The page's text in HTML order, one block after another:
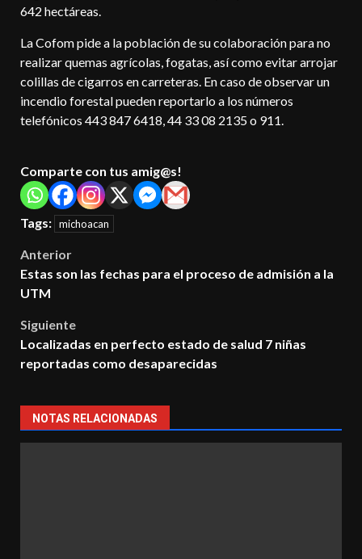
642 hectáreas.
La Cofom pide a la población de su colaboración para no
realizar quemas agrícolas, fogatas, así como evitar arrojar
colillas de cigarros en carreteras. En caso de observar un
incendio forestal pueden reportarlo a los números
telefónicos 443 847 6418, 44 33 08 2135 o 911.
Comparte con tus amig@s!
Tags: michoacan
Post
navigation
Anterior
Estas son las fechas para el proceso de admisión a la
UTM
Siguiente
Localizadas en perfecto estado de salud 7 niñas
reportadas como desaparecidas
NOTAS RELACIONADAS